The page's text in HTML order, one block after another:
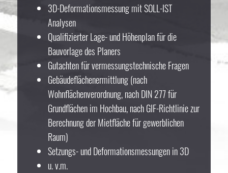
3D-Deformationsmessung mit SOLL-IST
Analysen
Qualifizierter Lage- und Höhenplan für die
Bauvorlage des Planers
Gutachten für vermessungstechnische Fragen
Gebäudeflächenermittlung (nach
Wohnflächenverordnung, nach DIN 277 für
Grundflächen im Hochbau, nach GIF-Richtlinie zur
Berechnung der Mietfläche für gewerblichen
Raum)
Setzungs- und Deformationsmessungen in 3D
u. v.m.